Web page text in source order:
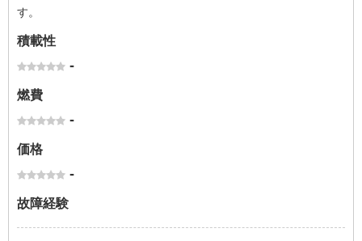
す。
積載性
-
燃費
-
価格
-
故障経験